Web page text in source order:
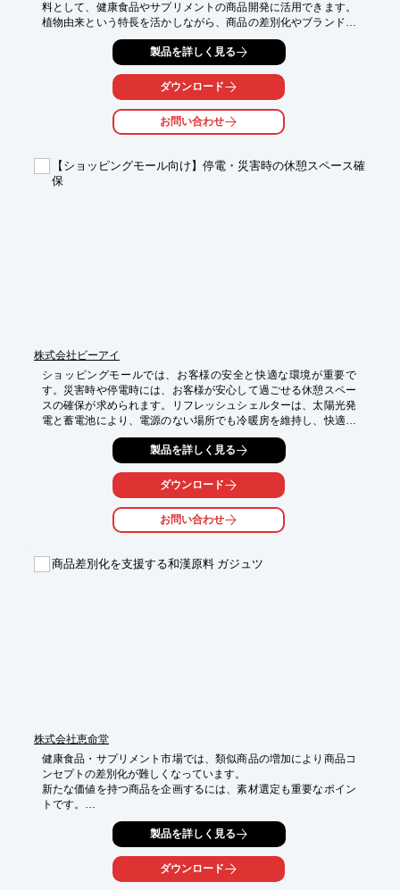
料として、健康食品やサプリメントの商品開発に活用できます。
植物由来という特長を活かしながら、商品の差別化やブランド価
値向上につながる商品企画をサポートします。
製品を詳しく見る
ダウンロード
お問い合わせ
【ショッピングモール向け】停電・災害時の休憩スペース確
保
株式会社ビーアイ
ショッピングモールでは、お客様の安全と快適な環境が重要で
す。災害時や停電時には、お客様が安心して過ごせる休憩スペー
スの確保が求められます。リフレッシュシェルターは、太陽光発
電と蓄電池により、電源のない場所でも冷暖房を維持し、快適な
空間を提供します。緊急時の休憩スペースとして、お客様の安心
【活用シーン】
・ショッピングモール内の休憩スペース
・イベントスペース
・災害時の避難場所
・冷暖房完備で快適な空間
製品を詳しく見る
ダウンロード
お問い合わせ
商品差別化を支援する和漢原料 ガジュツ
株式会社恵命堂
健康食品・サプリメント市場では、類似商品の増加により商品コ
ンセプトの差別化が難しくなっています。
新たな価値を持つ商品を企画するには、素材選定も重要なポイン
トです。
ガジュツは和漢素材として長年活用されてきた植物原料で、商品
の独自性向上やラインアップ拡充に活用できます。健康志向市場
への提案やOEM商品の開発など、付加価値の高い商品づくりを支
製品を詳しく見る
ダウンロード